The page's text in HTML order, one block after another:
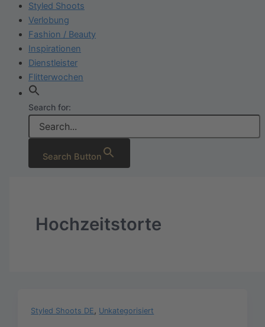
Styled Shoots
Verlobung
Fashion / Beauty
Inspirationen
Dienstleister
Flitterwochen
Search for:
Search Button
Hochzeitstorte
Styled Shoots DE, Unkategorisiert